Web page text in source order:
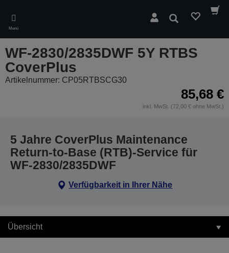
main
content
Menü
Suchen
WF-2830/2835DWF 5Y RTBS
CoverPlus
Artikelnummer: CP05RTBSCG30
85,68 €
inkl. MwSt. (72,00 € ohne MwSt.)
5 Jahre CoverPlus Maintenance
Return-to-Base (RTB)-Service für
WF-2830/2835DWF
Verfügbarkeit in Ihrer Nähe
Übersicht